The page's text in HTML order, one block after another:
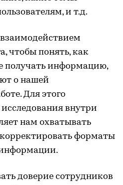
и т.д.
чтобы понять, как
получать информацию,
о нашей
Для этого
внутри
нам охватывать
форматы
доверие сотрудников